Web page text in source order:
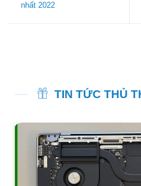
nhất 2022
TIN TỨC THỦ